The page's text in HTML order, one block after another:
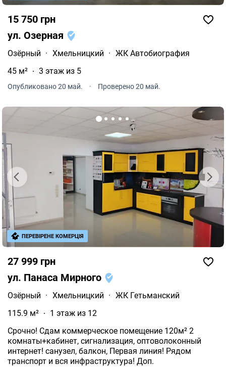
15 750 грн
ул. Озерная
Озёрный · Хмельницкий · ЖК Автобиография
45 м²
3 этаж из 5
Опубликовано 20 май. · Проверено 20 май.
27 999 грн
ул. Панаса Мирного
Озёрный · Хмельницкий · ЖК Гетьманский
115.9 м²
1 этаж из 12
Срочно! Сдам коммерческое помещение 120м² 2
комнаты+кабинет, сигнализация, оптоволоконный
интернет! санузел, балкон, Первая линия! Рядом
транспорт и вся инфраструктура! Доп.
ПЕРЕВІРЕНЕ КОМЕРЦІЯ